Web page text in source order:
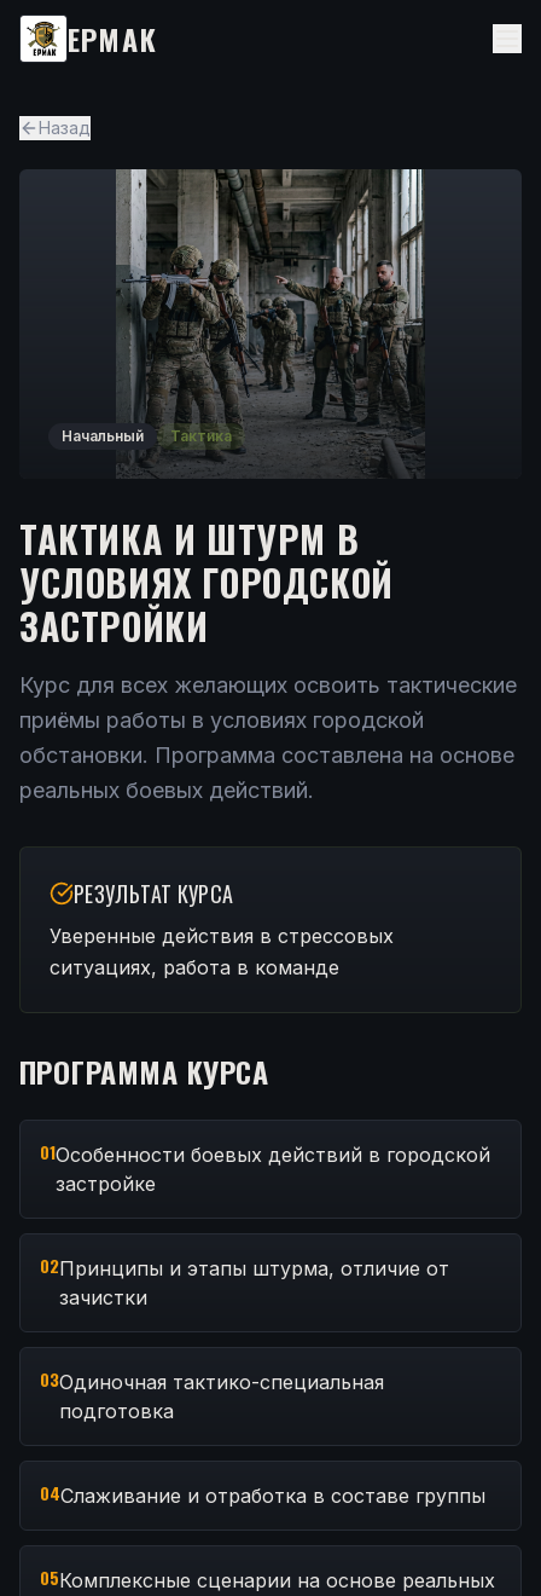
ЕРМАК
Назад
Начальный Тактика
ТАКТИКА И ШТУРМ В
УСЛОВИЯХ ГОРОДСКОЙ
ЗАСТРОЙКИ
Курс для всех желающих освоить тактические
приёмы работы в условиях городской
обстановки. Программа составлена на основе
реальных боевых действий.
РЕЗУЛЬТАТ КУРСА
Уверенные действия в стрессовых
ситуациях, работа в команде
ПРОГРАММА КУРСА
01Особенности боевых действий в городской
застройке
02Принципы и этапы штурма, отличие от
зачистки
03Одиночная тактико-специальная
подготовка
04Слаживание и отработка в составе группы
05Комплексные сценарии на основе реальных